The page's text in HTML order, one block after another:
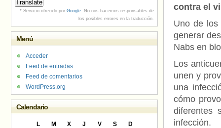
contra el
Uno de los
generar
Nabs en
Los
unen y
una
cómo
diferentes
infección.
* Servicio ofrecido por Google. No nos hacemos responsables de
los posibles errores en la traducción.
Menú
Acceder
Feed de entradas
Feed de comentarios
WordPress.org
Calendario
L M X J V S
D